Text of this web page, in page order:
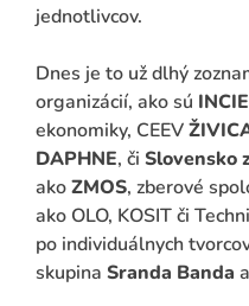
jednotlivcov.
Dnes je to už dlhý
organizácií, ako sú
ekonomiky, CEEV
DAPHNE, či Slovensko
akoZMOS, zberové
ako OLO, KOSIT či
po individuálnych
skupina Sranda Banda